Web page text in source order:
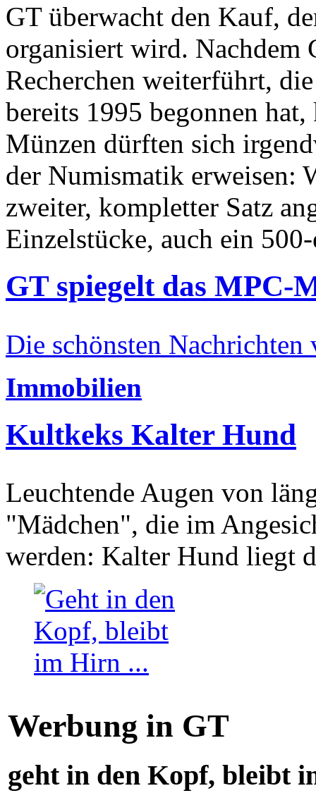
GT überwacht den Kauf,
organisiert wird. Nachdem
Recherchen weiterführt,
bereits 1995 begonnen
Münzen dürften sich
der Numismatik erweisen:
zweiter, kompletter Satz
Einzelstücke, auch ein
GT spiegelt das MPC-
Die schönsten Nachrichten
Immobilien
Kultkeks Kalter Hund
Leuchtende Augen von
"Mädchen", die im
werden: Kalter Hund liegt
Werbung in GT
geht in den Kopf, bleibt